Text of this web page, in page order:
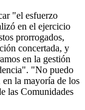
"el esfuerzo
en el ejercicio
prorrogados,
concertada, y
en la gestión
"No puedo
la mayoría de los
las Comunidades